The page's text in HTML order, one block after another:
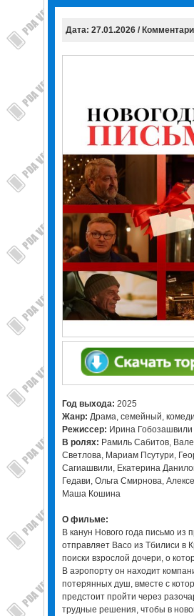
Дата: 27.01.2026 /
Год выхода: 2025
Жанр: Драма, семейный,
Режиссер: Ирина Гобозашвили
В ролях: Рамиль Сабитов,
Светлова, Мариам Псутури,
Сагиашвили, Екатерина
Гедави, Ольга Смирнова,
Маша Кошина
О фильме:
В канун Нового года письмо из
отправляет Васо из Тбилиси в
поиски взрослой дочери, о
В аэропорту он находит
потерянных душ, вместе с
предстоит пройти через
трудные решения, чтобы в